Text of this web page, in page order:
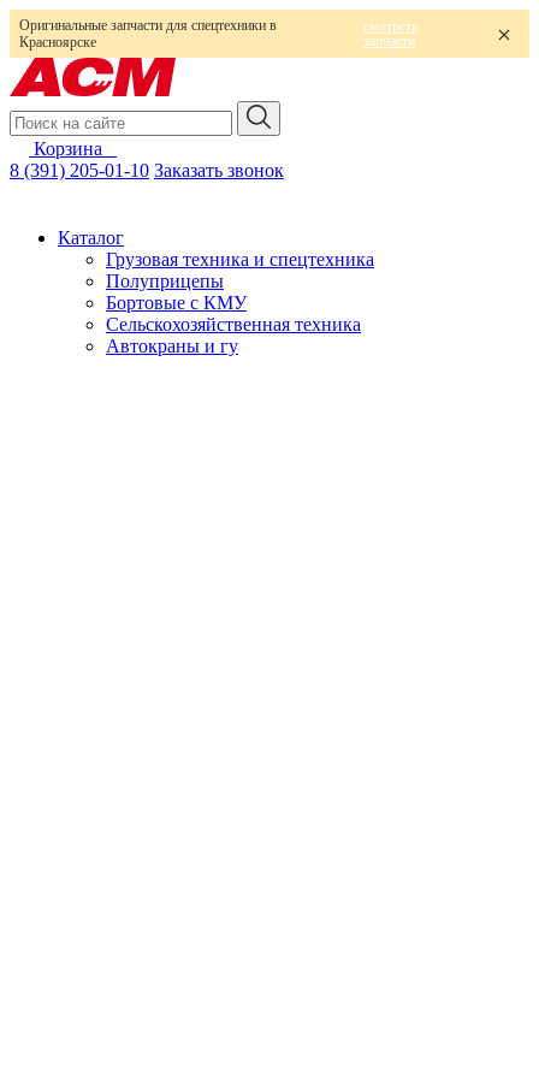
Оригинальные запчасти для спецтехники в
Красноярске
смотреть
запчасти
Корзина
8 (391) 205-01-10 Заказать звонок
Каталог
Грузовая техника и спецтехника
Полуприцепы
Бортовые с КМУ
Сельскохозяйственная техника
Автокраны и гу